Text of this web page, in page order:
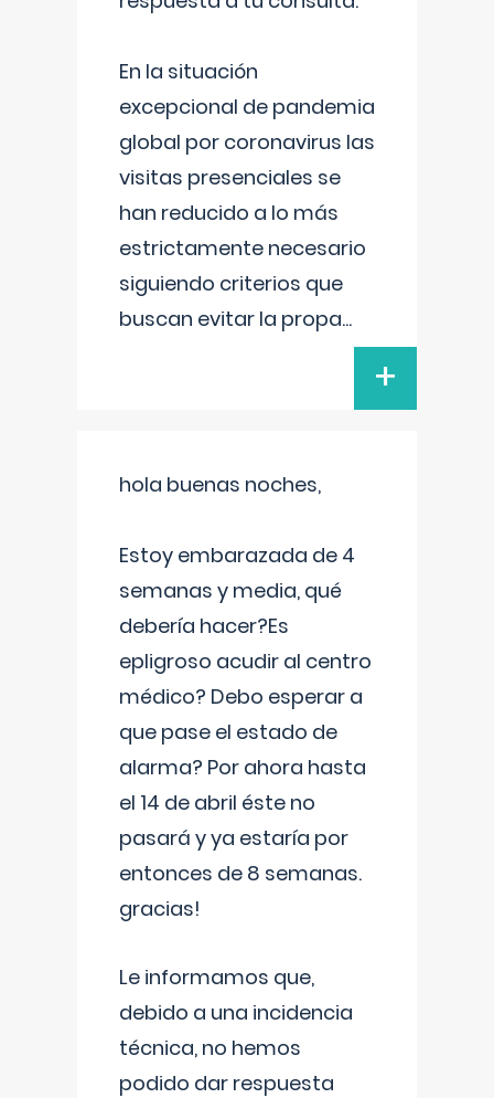
En la situación
excepcional de pandemia
global por coronavirus las
visitas presenciales se
han reducido a lo más
estrictamente necesario
siguiendo criterios que
buscan evitar la propa...
+
hola buenas noches,
Estoy embarazada de 4
semanas y media, qué
debería hacer?Es
epligroso acudir al centro
médico? Debo esperar a
que pase el estado de
alarma? Por ahora hasta
el 14 de abril éste no
pasará y ya estaría por
entonces de 8 semanas.
gracias!
Le informamos que,
debido a una incidencia
técnica, no hemos
podido dar respuesta